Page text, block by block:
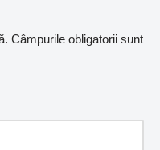
Câmpurile obligatorii sunt